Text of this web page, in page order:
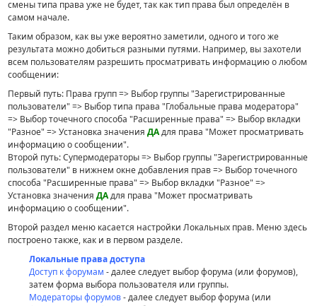
смены типа права уже не будет, так как тип права был определён в
самом начале.
Таким образом, как вы уже вероятно заметили, одного и того же
результата можно добиться разными путями. Например, вы захотели
всем пользователям разрешить просматривать информацию о любом
сообщении:
Первый путь: Права групп => Выбор группы "Зарегистрированные
пользователи" => Выбор типа права "Глобальные права модератора"
=> Выбор точечного способа "Расширенные права" => Выбор вкладки
"Разное" => Установка значенияДАдля права "Может просматривать
информацию о сообщении".
Второй путь: Супермодераторы => Выбор группы "Зарегистрированные
пользователи" в нижнем окне добавления прав => Выбор точечного
способа "Расширенные права" => Выбор вкладки "Разное" =>
Установка значенияДАдля права "Может просматривать
информацию о сообщении".
Второй раздел меню касается настройки Локальных прав. Меню здесь
построено также, как и в первом разделе.
Локальные права доступа
Доступ к форумам- далее следует выбор форума (или форумов),
затем форма выбора пользователя или группы.
Модераторы форумов- далее следует выбор форума (или